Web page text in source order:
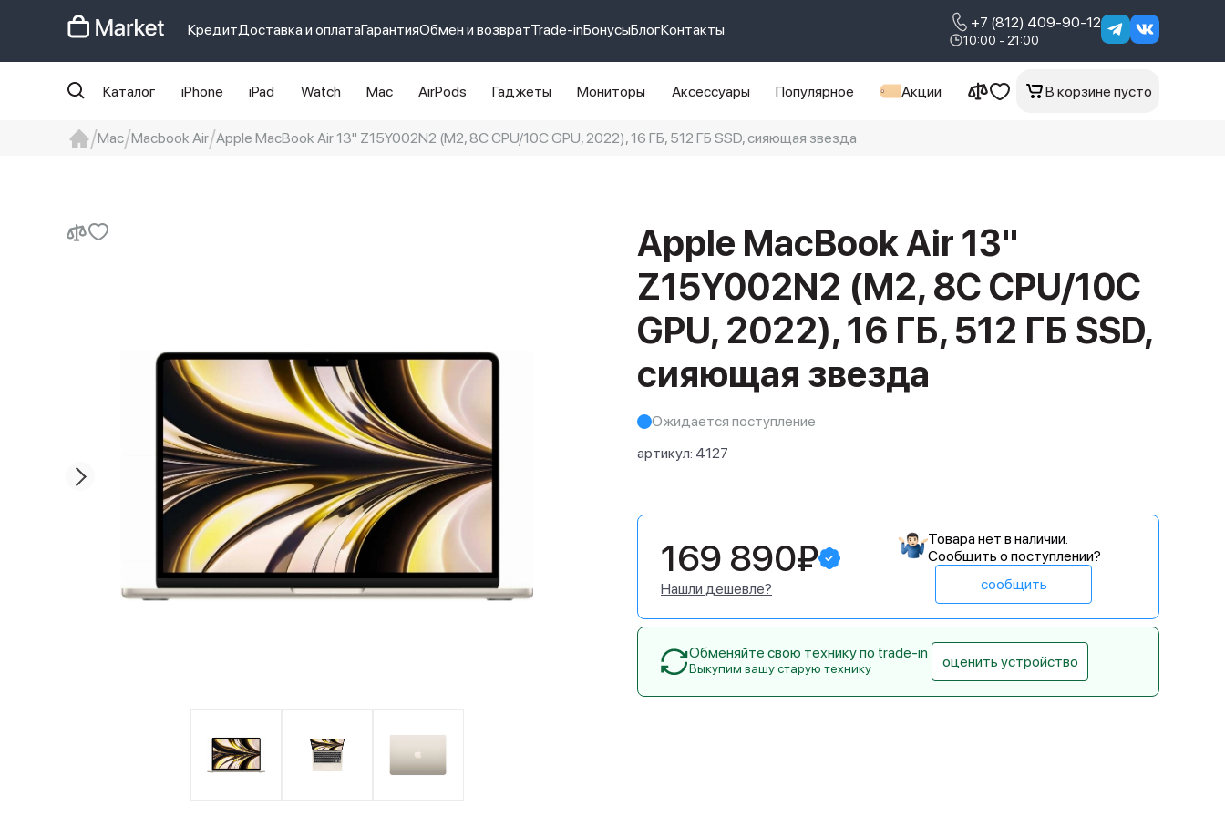
КредитДоставка и оплатаГарантияОбмен и возвратTrade-inБонусыБлогКонтакты +7 (812) 409-90-12
10:00 - 21:00
Каталог iPhone iPad Watch Mac AirPods Гаджеты Мониторы Аксессуары Популярное Акции В корзине пусто
Mac Macbook Air Apple MacBook Air 13" Z15Y002N2 (M2, 8C CPU/10C GPU, 2022), 16 ГБ, 512 ГБ SSD, сияющая звезда
Apple MacBook Air 13"
Z15Y002N2 (M2, 8C CPU/10C
GPU, 2022), 16 ГБ, 512 ГБ SSD,
сияющая звезда
Ожидается поступление
артикул: 4127
169 890₽
Нашли дешевле?
Товара нет в наличии.
Сообщить о поступлении?
сообщить
Обменяйте свою технику по trade-in
Выкупим вашу старую технику оценить устройство